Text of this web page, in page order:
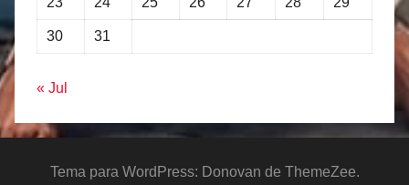
30 31
« Jul
Tema para WordPress: Donovan de ThemeZee.